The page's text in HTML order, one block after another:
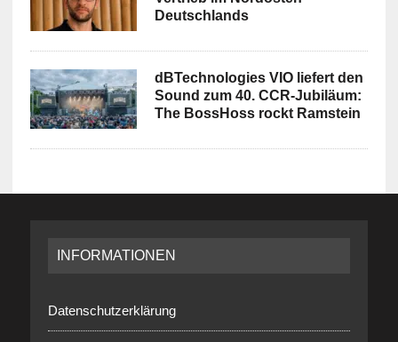
Deutschlands
dBTechnologies VIO liefert den
Sound zum 40. CCR-Jubiläum:
The BossHoss rockt Ramstein
INFORMATIONEN
Datenschutzerklärung